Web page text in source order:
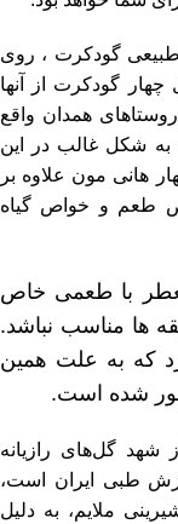
گودکرت ، روی
گودکرت از آنها
همدان واقع
به شکل غالب در این
هانی مون علاوه بر
طعم و خواص گیاه
با طعمی خاص
ها مناسب نباشد.
که به علت همین
شده است.
شهد گل‌های رازیانه
طبی ایران است،
ملایم، به دلیل